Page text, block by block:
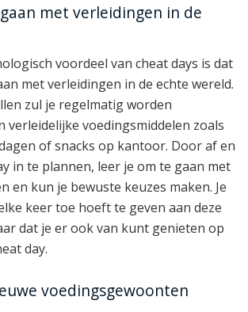
met verleidingen in de
voordeel van cheat days is dat
met verleidingen in de echte wereld.
zul je regelmatig worden
verleidelijke voedingsmiddelen zoals
of snacks op kantoor. Door af en
in te plannen, leer je om te gaan met
en kun je bewuste keuzes maken. Je
keer toe hoeft te geven aan deze
dat je er ook van kunt genieten op
day.
voedingsgewoonten